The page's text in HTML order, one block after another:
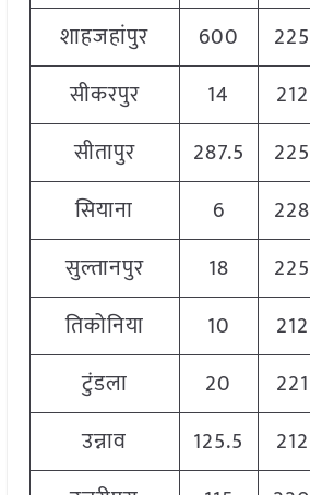
शाहजहांपुर
600
सीकरपुर
14
सीतापुर
287.5
सियाना
6
सुल्तानपुर
18
तिकोनिया
10
टुंडला
20
उन्नाव
125.5